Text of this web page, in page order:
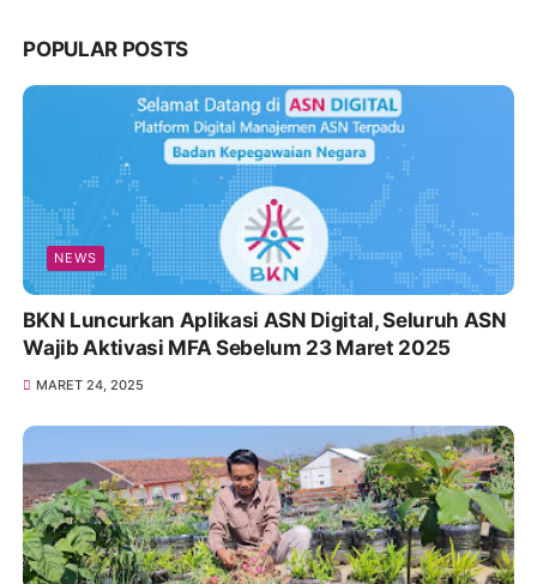
POPULAR POSTS
NEWS
BKN Luncurkan Aplikasi ASN Digital, Seluruh ASN
Wajib Aktivasi MFA Sebelum 23 Maret 2025
MARET 24, 2025